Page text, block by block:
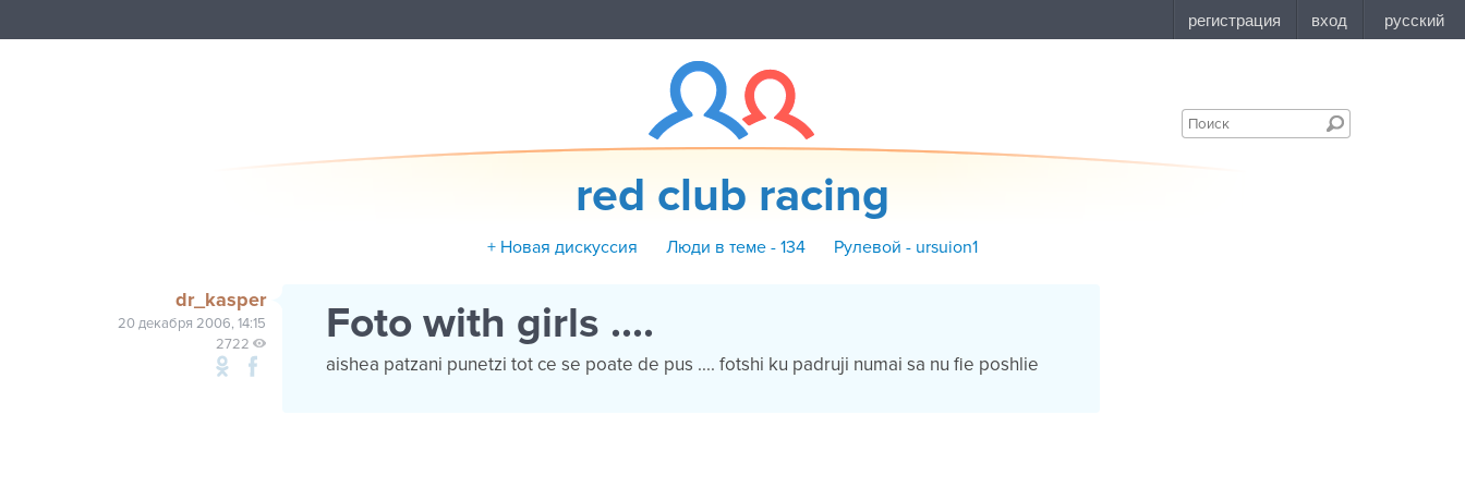
red club racing
+ Новая дискуссия Люди в теме - 134 Рулевой - ursuion1
dr_kasper
20 декабря 2006, 14:15
2722
Foto with girls ....
aishea patzani punetzi tot ce se poate de pus .... fotshi ku padruji numai sa nu fie poshlie